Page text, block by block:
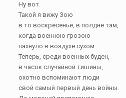
Ну вот.
Такой я вижу Зою
в то воскресенье, в полдне там,
когда военною грозою
пахнуло в воздухе сухом.
Теперь, среди военных буден,
в часок случайной тишины,
охотно вспоминают люди
свой самый первый день войны.